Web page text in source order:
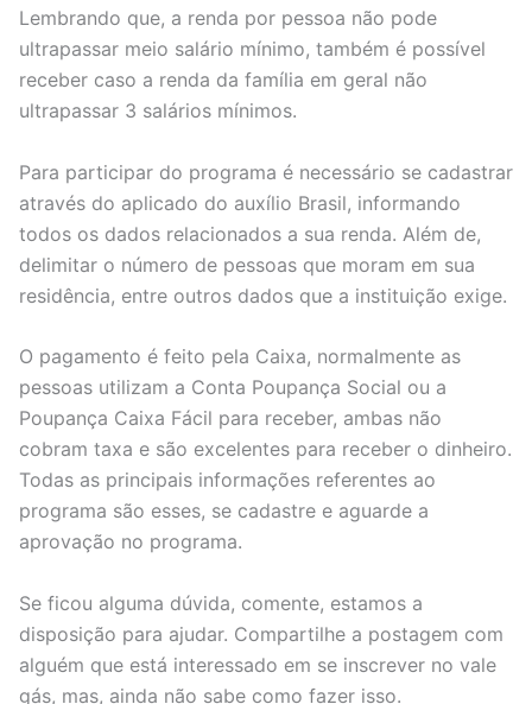
Lembrando que, a renda por pessoa não pode
ultrapassar meio salário mínimo, também é possível
receber caso a renda da família em geral não
ultrapassar 3 salários mínimos.
Para participar do programa é necessário se cadastrar
através do aplicado do auxílio Brasil, informando
todos os dados relacionados a sua renda. Além de,
delimitar o número de pessoas que moram em sua
residência, entre outros dados que a instituição exige.
O pagamento é feito pela Caixa, normalmente as
pessoas utilizam a Conta Poupança Social ou a
Poupança Caixa Fácil para receber, ambas não
cobram taxa e são excelentes para receber o dinheiro.
Todas as principais informações referentes ao
programa são esses, se cadastre e aguarde a
aprovação no programa.
Se ficou alguma dúvida, comente, estamos a
disposição para ajudar. Compartilhe a postagem com
alguém que está interessado em se inscrever no vale
gás, mas, ainda não sabe como fazer isso.